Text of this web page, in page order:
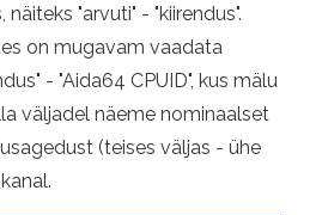
"arvuti" - "kiirendus".
on mugavam vaadata
- "Aida64 CPUID", kus mälu
väljadel näeme nominaalset
(teises väljas - ühe